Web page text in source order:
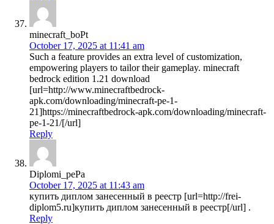
minecraft_boPt
October 17, 2025 at 11:41 am
Such a feature provides an extra level of customization,
empowering players to tailor their gameplay. minecraft
bedrock edition 1.21 download
[url=http://www.minecraftbedrock-
apk.com/downloading/minecraft-pe-1-
21]https://minecraftbedrock-apk.com/downloading/minecraft-
pe-1-21/[/url]
Reply
Diplomi_pePa
October 17, 2025 at 11:43 am
купить диплом занесенный в реестр [url=http://frei-
diplom5.ru]купить диплом занесенный в реестр[/url] .
Reply